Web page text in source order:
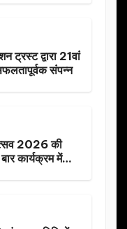
ट्रस्ट द्वारा 21वां
संपन्न
2026 की
कार्यक्रम में